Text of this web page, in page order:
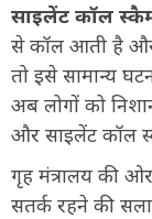
साइलेंट कॉल
से कॉल आती है
तो इसे सामान्य
अब लोगों को
और साइलेंट कॉल
गृह मंत्रालय की
सतर्क रहने की